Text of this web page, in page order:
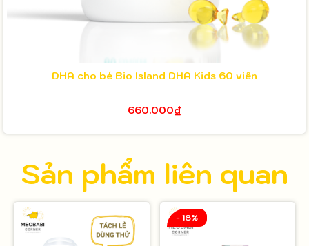
DHA cho bé Bio Island DHA Kids 60 viên
660.000₫
Sản phẩm liên quan
- 18%